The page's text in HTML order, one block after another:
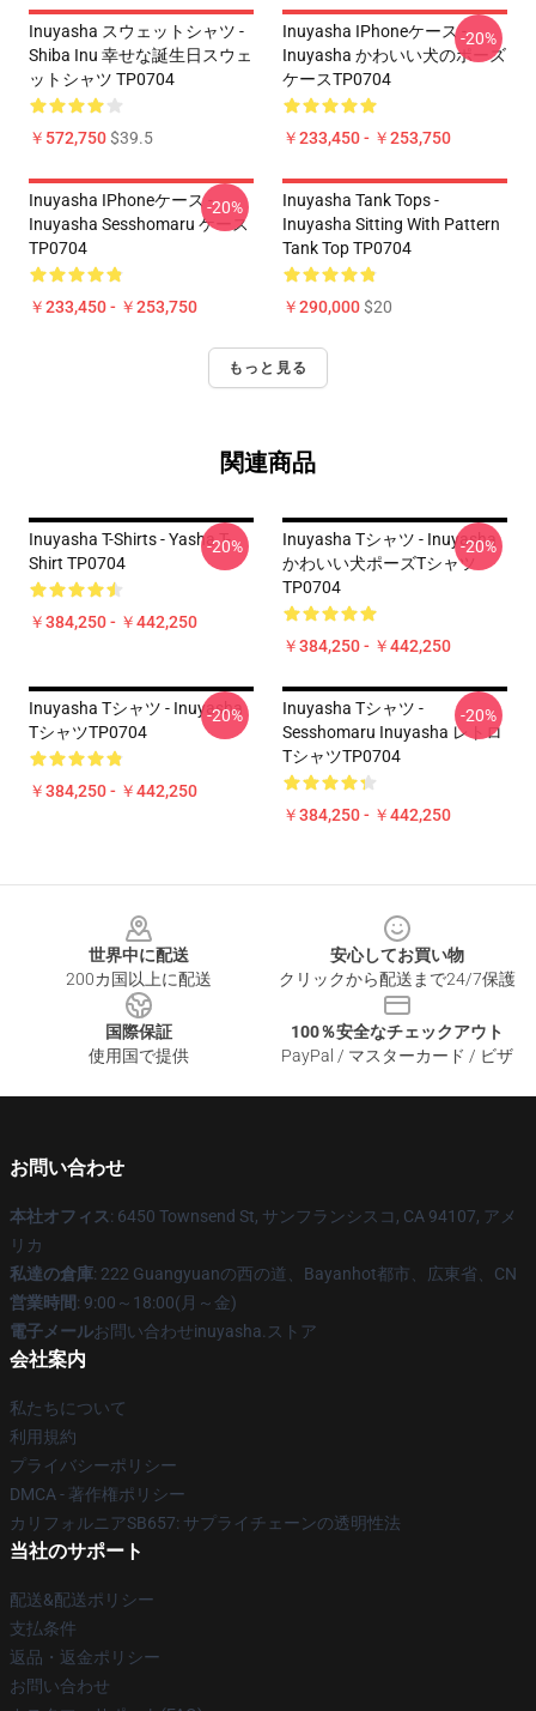
Inuyasha スウェットシャツ -
Shiba Inu 幸せな誕生日スウェ
ットシャツ TP0704
￥572,750$39.5
Inuyasha IPhoneケース -
Inuyasha かわいい犬のポーズ
ケースTP0704
￥233,450 - ￥253,750
-20%
Inuyasha IPhoneケース -
Inuyasha Sesshomaru ケース
TP0704
￥233,450 - ￥253,750
-20%
Inuyasha Tank Tops -
Inuyasha Sitting With Pattern
Tank Top TP0704
￥290,000$20
もっと見る
関連商品
Inuyasha T-Shirts - Yasha T-
Shirt TP0704
￥384,250 - ￥442,250
-20%
Inuyasha Tシャツ - Inuyasha
かわいい犬ポーズTシャツ
TP0704
￥384,250 - ￥442,250
-20%
Inuyasha Tシャツ - Inuyasha
TシャツTP0704
￥384,250 - ￥442,250
-20%
Inuyasha Tシャツ -
Sesshomaru Inuyasha レトロ
TシャツTP0704
￥384,250 - ￥442,250
-20%
世界中に配送
200カ国以上に配送
安心してお買い物
クリックから配送まで24/7保護
国際保証
使用国で提供
100％安全なチェックアウト
PayPal / マスターカード / ビザ
お問い合わせ
本社オフィス: 6450 Townsend St, サンフランシスコ, CA 94107, アメ
リカ
私達の倉庫: 222 Guangyuanの西の道、Bayanhot都市、広東省、CN
営業時間: 9:00～18:00(月～金)
電子メールお問い合わせinuyasha.ストア
会社案内
私たちについて
利用規約
プライバシーポリシー
DMCA - 著作権ポリシー
カリフォルニアSB657: サプライチェーンの透明性法
当社のサポート
配送&配送ポリシー
支払条件
返品・返金ポリシー
お問い合わせ